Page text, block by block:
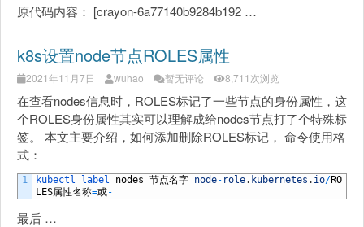
原代码内容： [crayon-6a77140b9284b192 …
k8s设置node节点ROLES属性
2021年11月7日 wuhao 暂无评论 8,711次浏览
在查看nodes信息时，ROLES标记了一些节点的身份属性，这
个ROLES身份属性其实可以理解成给nodes节点打了个特殊标
签。 本文主要介绍，如何添加删除ROLES标记， 命令使用格
式：
1 kubectl label nodes 节点名字 node- role. kubernetes . io/RO
LES属性名称=或-
最后 …